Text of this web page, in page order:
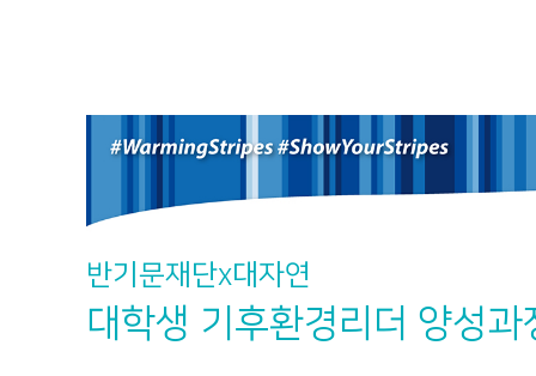
반기문재단x대자연
대학생 기후환경리더 양성과